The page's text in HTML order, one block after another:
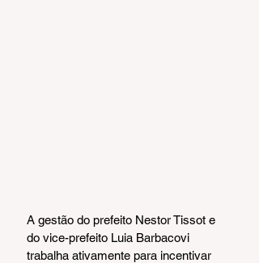
A gestão do prefeito Nestor Tissot e
do vice-prefeito Luia Barbacovi
trabalha ativamente para incentivar